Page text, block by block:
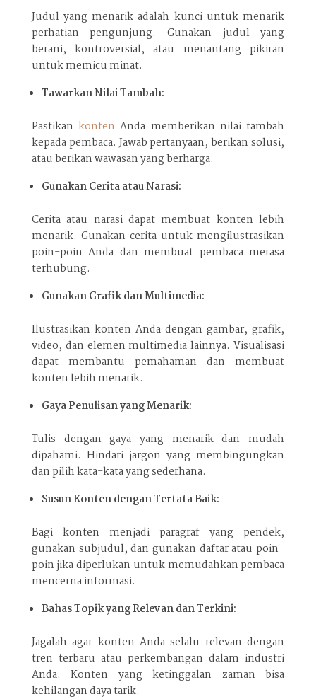
Judul yang menarik adalah kunci untuk menarik
perhatian pengunjung. Gunakan judul yang
berani, kontroversial, atau menantang pikiran
untuk memicu minat.
Tawarkan Nilai Tambah:
Pastikankonten Anda memberikan nilai tambah
kepada pembaca. Jawab pertanyaan, berikan solusi,
atau berikan wawasan yang berharga.
Gunakan Cerita atau Narasi:
Cerita atau narasi dapat membuat konten lebih
menarik. Gunakan cerita untuk mengilustrasikan
poin-poin Anda dan membuat pembaca merasa
terhubung.
Gunakan Grafik dan Multimedia:
Ilustrasikan konten Anda dengan gambar, grafik,
video, dan elemen multimedia lainnya. Visualisasi
dapat membantu pemahaman dan membuat
konten lebih menarik.
Gaya Penulisan yang Menarik:
Tulis dengan gaya yang menarik dan mudah
dipahami. Hindari jargon yang membingungkan
dan pilih kata-kata yang sederhana.
Susun Konten dengan Tertata Baik:
Bagi konten menjadi paragraf yang pendek,
gunakan subjudul, dan gunakan daftar atau poin-
poin jika diperlukan untuk memudahkan pembaca
mencerna informasi.
Bahas Topik yang Relevan dan Terkini:
Jagalah agar konten Anda selalu relevan dengan
tren terbaru atau perkembangan dalam industri
Anda. Konten yang ketinggalan zaman bisa
kehilangan daya tarik.